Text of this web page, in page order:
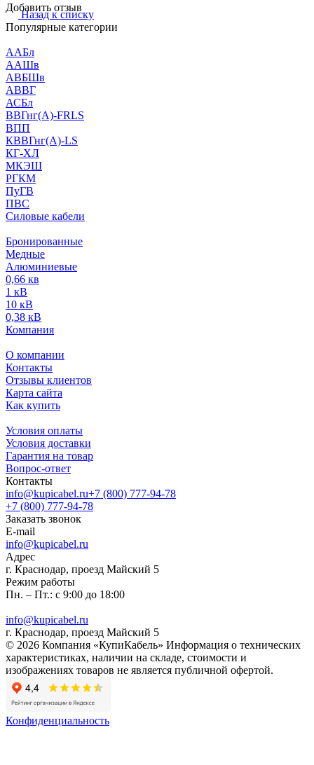
Добавить отзыв
Назад к списку
Популярные категории
ААБл
ААШв
АВБШв
АВВГ
АСБл
ВВГнг(А)-FRLS
ВПП
КВВГнг(А)-LS
КГ-ХЛ
МКЭШ
РГКМ
ПуГВ
ПВС
Силовые кабели
Бронированные
Медные
Алюминиевые
0,66 кв
1 кВ
10 кВ
0,38 кВ
Компания
О компании
Контакты
Отзывы клиентов
Карта сайта
Как купить
Условия оплаты
Условия доставки
Гарантия на товар
Вопрос-ответ
Контакты
info@kupicabel.ru+7 (800) 777-94-78
+7 (800) 777-94-78
Заказать звонок
E-mail
info@kupicabel.ru
Адрес
г. Краснодар, проезд Майский 5
Режим работы
Пн. – Пт.: с 9:00 до 18:00
info@kupicabel.ru
г. Краснодар, проезд Майский 5
© 2026 Компания «КупиКабель» Информация о технических
характеристиках, наличии на складе, стоимости и
изображениях товаров не является публичной офертой.
Конфиденциальность